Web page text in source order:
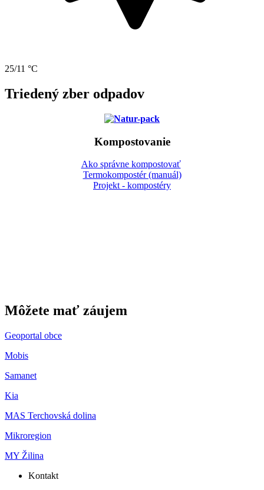
25/11 °C
Triedený zber odpadov
Kompostovanie
Ako správne kompostovať
Termokompostér (manuál)
Projekt - kompostéry
Môžete mať záujem
Geoportal obce
Mobis
Samanet
Kia
MAS Terchovská dolina
Mikroregion
MY Žilina
Kontakt